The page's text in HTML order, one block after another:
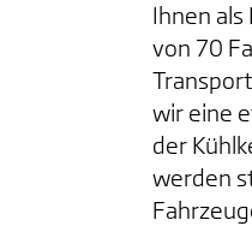
Ihnen
von 70
wir eine
der
werden